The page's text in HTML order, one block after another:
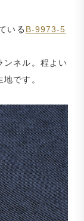
いる B-9973-5
ンネル。程よい
です。